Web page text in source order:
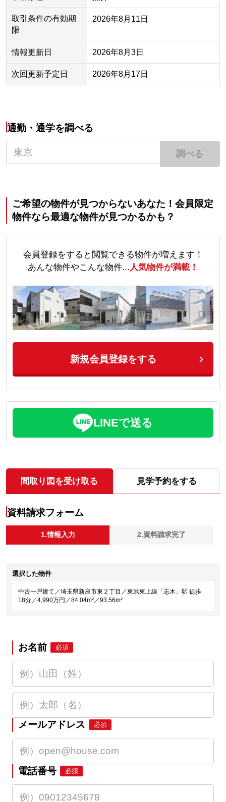
取引条件の有効期
限
2026年8月11日
情報更新日 2026年8月3日
次回更新予定日 2026年8月17日
通勤・通学を調べる
調べる
ご希望の物件が見つからないあなた！会員限定
物件なら最適な物件が見つかるかも？
会員登録をすると閲覧できる物件が増えます！
あんな物件やこんな物件... 人気物件が満載！
新規会員登録をする
LINEで送る
間取り図を受け取る 見学予約をする
資料請求フォーム
1.情報入力 2.資料請求完了
選択した物件
中古一戸建て／埼玉県新座市東２丁目／東武東上線「志木」駅 徒歩
18分／4,990万円／84.04m²／93.56m²
お名前 必須
メールアドレス 必須
電話番号 必須